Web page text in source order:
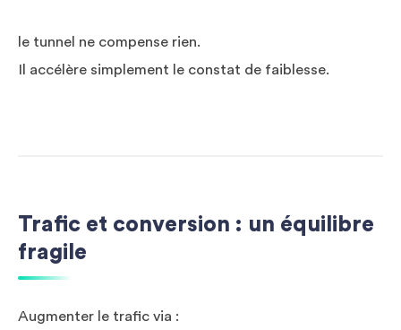
le tunnel ne compense rien.
Il accélère simplement le constat de faiblesse.
Trafic et conversion : un équilibre
fragile
Augmenter le trafic via :